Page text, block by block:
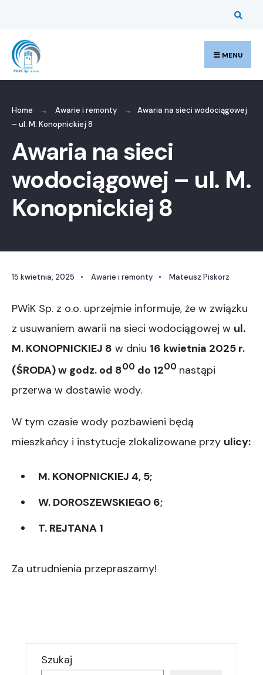
content
MENU
Home Awarie i remonty
Awaria na sieci wodociągowej
– ul. M. Konopnickiej 8
Awaria na sieci
wodociągowej – ul. M.
Konopnickiej 8
15 kwietnia, 2025 • Awarie i remonty • Mateusz Piskorz
PWiK Sp. z o.o. uprzejmie informuje, że w związku
z usuwaniem awarii na sieci wodociągowej w ul.
M. KONOPNICKIEJ 8 w dniu 16 kwietnia 2025 r.
(ŚRODA)w godz. od 800 do 1200 nastąpi
przerwa w dostawie wody.
W tym czasie wody pozbawieni będą
mieszkańcy i instytucje zlokalizowane przy ulicy:
M. KONOPNICKIEJ 4, 5;
W. DOROSZEWSKIEGO 6;
T. REJTANA 1
Za utrudnienia przepraszamy!
Szukaj